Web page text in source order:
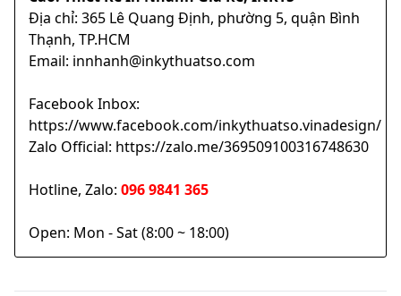
Địa chỉ: 365 Lê Quang Định, phường 5, quận Bình
Thạnh, TP.HCM
Email: innhanh@inkythuatso.com
Facebook Inbox:
https://www.facebook.com/inkythuatso.vinadesign/
Zalo Official: https://zalo.me/369509100316748630
Hotline, Zalo: 096 9841 365
Open: Mon - Sat (8:00 ~ 18:00)